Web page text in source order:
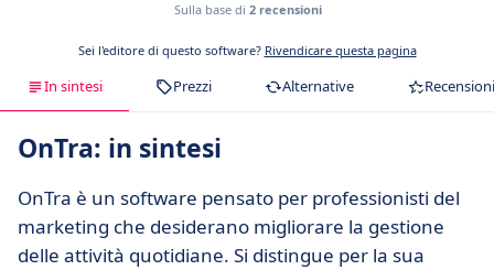
Sulla base di 2 recensioni
Sei l'editore di questo software? Rivendicare questa pagina
In sintesi Prezzi Alternative Recensioni
OnTra: in sintesi
OnTra è un software pensato per professionisti del
marketing che desiderano migliorare la gestione
delle attività quotidiane. Si distingue per la sua